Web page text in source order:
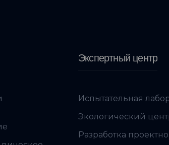
Экспертный центр
Испытательная
Экологический
Разработка